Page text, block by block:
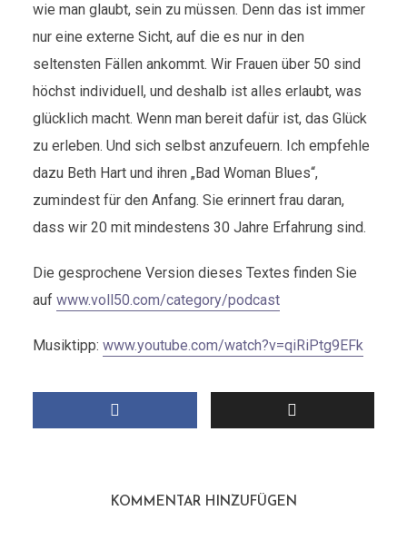
wie man glaubt, sein zu müssen. Denn das ist immer
nur eine externe Sicht, auf die es nur in den
seltensten Fällen ankommt. Wir Frauen über 50 sind
höchst individuell, und deshalb ist alles erlaubt, was
glücklich macht. Wenn man bereit dafür ist, das Glück
zu erleben. Und sich selbst anzufeuern. Ich empfehle
dazu Beth Hart und ihren „Bad Woman Blues“,
zumindest für den Anfang. Sie erinnert frau daran,
dass wir 20 mit mindestens 30 Jahre Erfahrung sind.
Die gesprochene Version dieses Textes finden Sie
auf www.voll50.com/category/podcast
Musiktipp: www.youtube.com/watch?v=qiRiPtg9EFk
KOMMENTAR HINZUFÜGEN